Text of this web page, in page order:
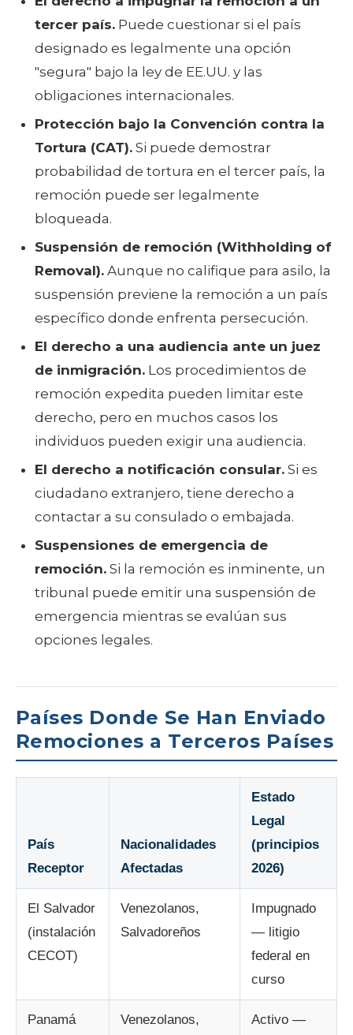
tercer país. Puede cuestionar si el país
designado es legalmente una opción
"segura" bajo la ley de EE.UU. y las
obligaciones internacionales.
Protección bajo la Convención contra la
Tortura (CAT). Si puede demostrar
probabilidad de tortura en el tercer país, la
remoción puede ser legalmente
bloqueada.
Suspensión de remoción (Withholding of
Removal). Aunque no califique para asilo, la
suspensión previene la remoción a un país
específico donde enfrenta persecución.
El derecho a una audiencia ante un juez
de inmigración. Los procedimientos de
remoción expedita pueden limitar este
derecho, pero en muchos casos los
individuos pueden exigir una audiencia.
El derecho a notificación consular. Si es
ciudadano extranjero, tiene derecho a
contactar a su consulado o embajada.
Suspensiones de emergencia de
remoción. Si la remoción es inminente, un
tribunal puede emitir una suspensión de
emergencia mientras se evalúan sus
opciones legales.
Países Donde Se Han Enviado
Remociones a Terceros Países
País
Receptor
Nacionalidades
Afectadas
Estado
Legal
(principios
2026)
El Salvador
(instalación
CECOT)
Venezolanos,
Salvadoreños
Impugnado
— litigio
federal en
curso
Panamá
Venezolanos,
Activo —